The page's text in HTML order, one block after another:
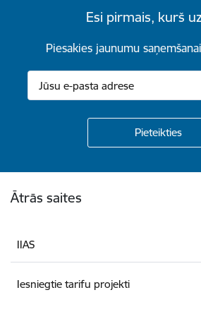
Esi pirmais, kurš
Piesakies jaunumu
Ātrās saites
IIAS
Iesniegtie tarifu projekti